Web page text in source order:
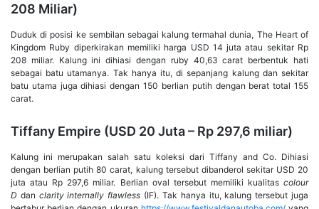
208 Miliar)
Duduk di posisi ke sembilan sebagai kalung termahal dunia, The Heart of
Kingdom Ruby diperkirakan memiliki harga USD 14 juta atau sekitar Rp
208 miliar. Kalung ini dihiasi dengan ruby 40,63 carat berbentuk hati
sebagai batu utamanya. Tak hanya itu, di sepanjang kalung dan sekitar
batu utama juga dihiasi dengan 150 berlian putih dengan berat total 155
carat.
Tiffany Empire (USD 20 Juta – Rp 297,6 miliar)
Kalung ini merupakan salah satu koleksi dari Tiffany and Co. Dihiasi
dengan berlian putih 80 carat, kalung tersebut dibanderol sekitar USD 20
juta atau Rp 297,6 miliar. Berlian oval tersebut memiliki kualitas colour
D dan clarity internally flawless (IF). Tak hanya itu, kalung tersebut juga